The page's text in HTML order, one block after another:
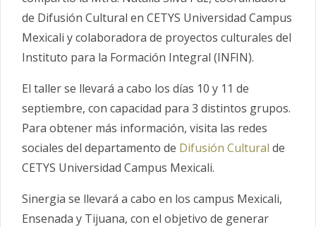
de Difusión Cultural en CETYS Universidad Campus
Mexicali y colaboradora de proyectos culturales del
Instituto para la Formación Integral (INFIN).
El taller se llevará a cabo los días 10 y 11 de
septiembre, con capacidad para 3 distintos grupos.
Para obtener más información, visita las redes
sociales del departamento de Difusión Cultural de
CETYS Universidad Campus Mexicali.
Sinergia se llevará a cabo en los campus Mexicali,
Ensenada y Tijuana, con el objetivo de generar